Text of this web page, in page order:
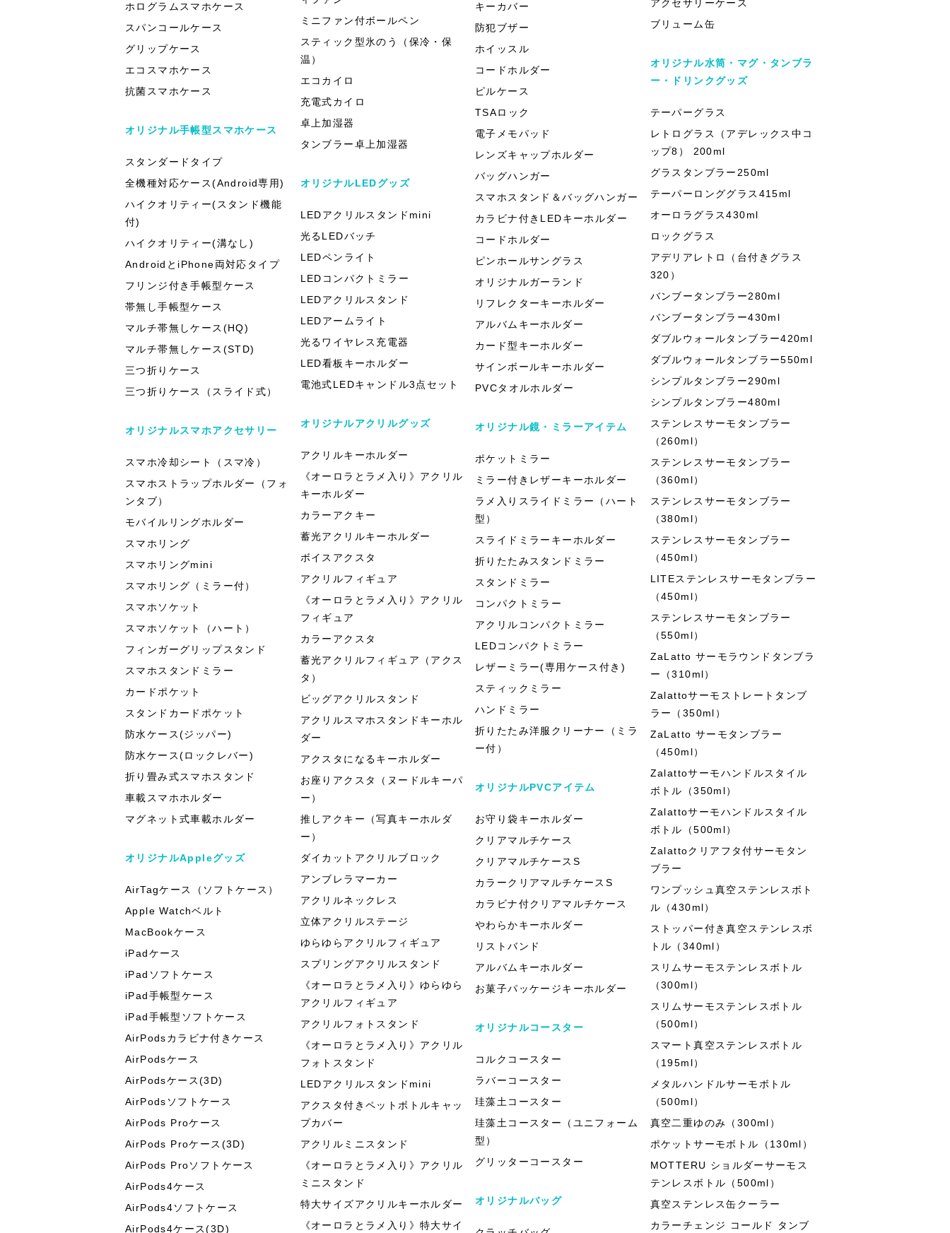
ホログラムスマホケース
スパンコールケース
グリップケース
エコスマホケース
抗菌スマホケース
オリジナル手帳型スマホケース
スタンダードタイプ
全機種対応ケース(Android専用)
ハイクオリティー(スタンド機能
付)
ハイクオリティー(溝なし)
AndroidとiPhone両対応タイプ
フリンジ付き手帳型ケース
帯無し手帳型ケース
マルチ帯無しケース(HQ)
マルチ帯無しケース(STD)
三つ折りケース
三つ折りケース（スライド式）
オリジナルスマホアクセサリー
スマホ冷却シート（スマ冷）
スマホストラップホルダー（フォ
ンタブ）
モバイルリングホルダー
スマホリング
スマホリングmini
スマホリング（ミラー付）
スマホソケット
スマホソケット（ハート）
フィンガーグリップスタンド
スマホスタンドミラー
カードポケット
スタンドカードポケット
防水ケース(ジッパー)
防水ケース(ロックレバー)
折り畳み式スマホスタンド
車載スマホホルダー
マグネット式車載ホルダー
オリジナルAppleグッズ
AirTagケース（ソフトケース）
Apple Watchベルト
MacBookケース
iPadケース
iPadソフトケース
iPad手帳型ケース
iPad手帳型ソフトケース
AirPodsカラビナ付きケース
AirPodsケース
AirPodsケース(3D)
AirPodsソフトケース
AirPods Proケース
AirPods Proケース(3D)
AirPods Proソフトケース
AirPods4ケース
AirPods4ソフトケース
AirPods4ケース(3D)
ミニファン付ボールペン
スティック型氷のう（保冷・保
温）
エコカイロ
充電式カイロ
卓上加湿器
タンブラー卓上加湿器
オリジナルLEDグッズ
LEDアクリルスタンドmini
光るLEDバッチ
LEDペンライト
LEDコンパクトミラー
LEDアクリルスタンド
LEDアームライト
光るワイヤレス充電器
LED看板キーホルダー
電池式LEDキャンドル3点セット
オリジナルアクリルグッズ
アクリルキーホルダー
《オーロラとラメ入り》アクリル
キーホルダー
カラーアクキー
蓄光アクリルキーホルダー
ボイスアクスタ
アクリルフィギュア
《オーロラとラメ入り》アクリル
フィギュア
カラーアクスタ
蓄光アクリルフィギュア（アクス
タ）
ビッグアクリルスタンド
アクリルスマホスタンドキーホル
ダー
アクスタになるキーホルダー
お座りアクスタ（ヌードルキーパ
ー）
推しアクキー（写真キーホルダ
ー）
ダイカットアクリルブロック
アンブレラマーカー
アクリルネックレス
立体アクリルステージ
ゆらゆらアクリルフィギュア
スプリングアクリルスタンド
《オーロラとラメ入り》ゆらゆら
アクリルフィギュア
アクリルフォトスタンド
《オーロラとラメ入り》アクリル
フォトスタンド
LEDアクリルスタンドmini
アクスタ付きペットボトルキャッ
プカバー
アクリルミニスタンド
《オーロラとラメ入り》アクリル
ミニスタンド
特大サイズアクリルキーホルダー
《オーロラとラメ入り》特大サイ
キーカバー
防犯ブザー
ホイッスル
コードホルダー
ピルケース
TSAロック
電子メモパッド
レンズキャップホルダー
バッグハンガー
スマホスタンド＆バッグハンガー
カラビナ付きLEDキーホルダー
コードホルダー
ピンホールサングラス
オリジナルガーランド
リフレクターキーホルダー
アルバムキーホルダー
カード型キーホルダー
サインボールキーホルダー
PVCタオルホルダー
オリジナル鏡・ミラーアイテム
ポケットミラー
ミラー付きレザーキーホルダー
ラメ入りスライドミラー（ハート
型）
スライドミラーキーホルダー
折りたたみスタンドミラー
スタンドミラー
コンパクトミラー
アクリルコンパクトミラー
LEDコンパクトミラー
レザーミラー(専用ケース付き)
スティックミラー
ハンドミラー
折りたたみ洋服クリーナー（ミラ
ー付）
オリジナルPVCアイテム
お守り袋キーホルダー
クリアマルチケース
クリアマルチケースS
カラークリアマルチケースS
カラビナ付クリアマルチケース
やわらかキーホルダー
リストバンド
アルバムキーホルダー
お菓子パッケージキーホルダー
オリジナルコースター
コルクコースター
ラバーコースター
珪藻土コースター
珪藻土コースター（ユニフォーム
型）
グリッターコースター
オリジナルバッグ
アクセサリーケース
ブリューム缶
オリジナル水筒・マグ・タンブラ
ー・ドリンクグッズ
テーパーグラス
レトログラス（アデレックス中コ
ップ8） 200ml
グラスタンブラー250ml
テーパーロンググラス415ml
オーロラグラス430ml
ロックグラス
アデリアレトロ（台付きグラス
320）
バンブータンブラー280ml
バンブータンブラー430ml
ダブルウォールタンブラー420ml
ダブルウォールタンブラー550ml
シンプルタンブラー290ml
シンプルタンブラー480ml
ステンレスサーモタンブラー
（260ml）
ステンレスサーモタンブラー
（360ml）
ステンレスサーモタンブラー
（380ml）
ステンレスサーモタンブラー
（450ml）
LITEステンレスサーモタンブラー
（450ml）
ステンレスサーモタンブラー
（550ml）
ZaLatto サーモラウンドタンブラ
ー（310ml）
Zalattoサーモストレートタンブ
ラー（350ml）
ZaLatto サーモタンブラー
（450ml）
Zalattoサーモハンドルスタイル
ボトル（350ml）
Zalattoサーモハンドルスタイル
ボトル（500ml）
Zalattoクリアフタ付サーモタン
ブラー
ワンプッシュ真空ステンレスボト
ル（430ml）
ストッパー付き真空ステンレスボ
トル（340ml）
スリムサーモステンレスボトル
（300ml）
スリムサーモステンレスボトル
（500ml）
スマート真空ステンレスボトル
（195ml）
メタルハンドルサーモボトル
（500ml）
真空二重ゆのみ（300ml）
ポケットサーモボトル（130ml）
MOTTERU ショルダーサーモス
テンレスボトル（500ml）
真空ステンレス缶クーラー
カラーチェンジ コールド タンブ